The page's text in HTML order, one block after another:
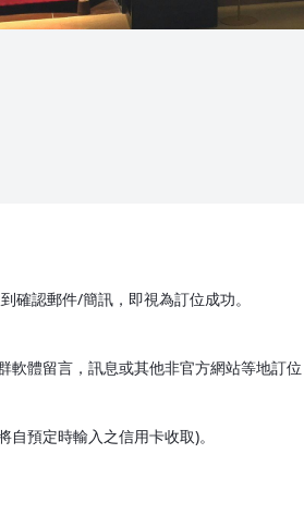
確認郵件/簡訊，即視為訂位成功。
體留言，訊息或其他非官方網站等地訂位
預定時輸入之信用卡收取)。